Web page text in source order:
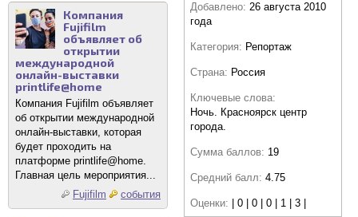
Компания
Fujifilm
объявляет об
открытии
международной
онлайн-выставки
printlife@home
Компания Fujifilm объявляет
об открытии международной
онлайн-выставки, которая
будет проходить на
платформе printlife@home.
Главная цель мероприятия...
Fujifilm
события
Добавлено: 26 августа 2010
года
Категория: Репортаж
Страна: Россия
Ключевые слова:
Ночь. Красноярск центр
города.
Сумма баллов: 19
Средний балл: 4.75
Оценки: | 0 | 0 | 0 | 1 | 3 |